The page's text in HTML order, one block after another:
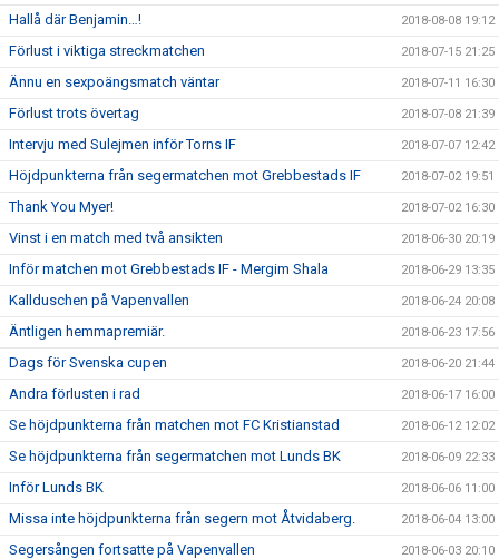
Hallå där Benjamin…! 2018-08-08 19:12
Förlust i viktiga streckmatchen 2018-07-15 21:25
Ännu en sexpoängsmatch väntar 2018-07-11 16:30
Förlust trots övertag 2018-07-08 21:39
Intervju med Sulejmen inför Torns IF 2018-07-07 12:42
Höjdpunkterna från segermatchen mot Grebbestads IF 2018-07-02 19:51
Thank You Myer! 2018-07-02 16:30
Vinst i en match med två ansikten 2018-06-30 20:19
Inför matchen mot Grebbestads IF - Mergim Shala 2018-06-29 13:35
Kallduschen på Vapenvallen 2018-06-24 20:08
Äntligen hemmapremiär. 2018-06-23 17:56
Dags för Svenska cupen 2018-06-20 21:44
Andra förlusten i rad 2018-06-17 16:00
Se höjdpunkterna från matchen mot FC Kristianstad 2018-06-12 12:02
Se höjdpunkterna från segermatchen mot Lunds BK 2018-06-09 22:33
Inför Lunds BK 2018-06-06 11:00
Missa inte höjdpunkterna från segern mot Åtvidaberg. 2018-06-04 13:00
Segersången fortsatte på Vapenvallen 2018-06-03 20:10